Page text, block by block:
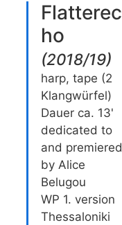
Flatterec
ho
(2018/19)
harp, tape (2
Klangwürfel)
Dauer ca. 13'
dedicated to
and premiered
by Alice
Belugou
WP 1. version
Thessaloniki